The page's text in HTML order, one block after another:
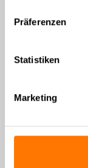
Präferenzen
Statistiken
Marketing
Meet